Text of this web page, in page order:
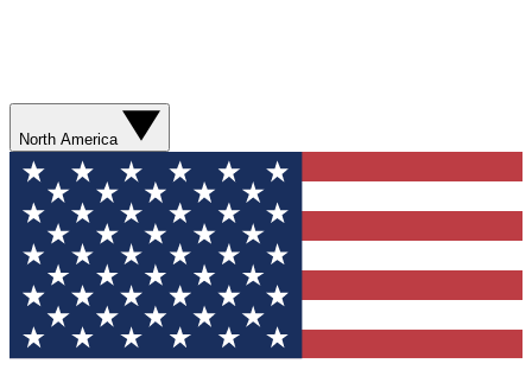
North America